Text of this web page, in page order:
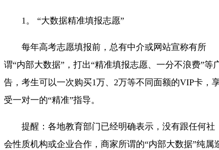
1。 “大数据精准填报志愿”
每年高考志愿填报前，总有中介或网站宣称有所
谓“内部大数据”，打出“精准填报志愿、一分不浪费”等
告，考生可以一次购买1万、2万等不同面额的VIP卡，
受一对一的“精准”指导。
提醒：各地教育部门已经明确表示，没有跟任何社
会性质机构或企业合作，商家所谓的“内部大数据”纯属